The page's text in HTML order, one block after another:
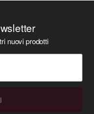
nuovi prodotti